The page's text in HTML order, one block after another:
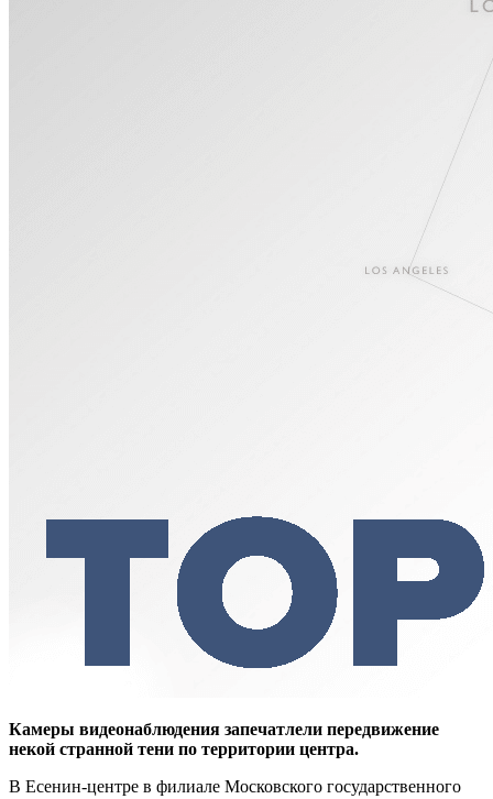
Камеры видеонаблюдения запечатлели передвижение
некой странной тени по территории центра.
В Есенин-центре в филиале Московского государственного